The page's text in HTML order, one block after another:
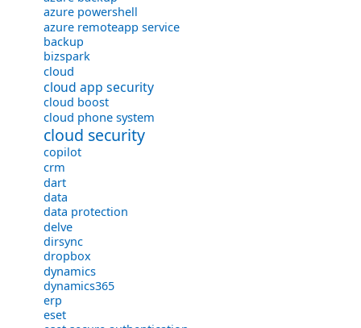
azure powershell
azure remoteapp service
backup
bizspark
cloud
cloud app security
cloud boost
cloud phone system
cloud security
copilot
crm
dart
data
data protection
delve
dirsync
dropbox
dynamics
dynamics365
erp
eset